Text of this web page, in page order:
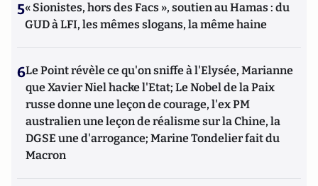
5« Sionistes, hors des Facs », soutien au Hamas : du
GUD à LFI, les mêmes slogans, la même haine
6Le Point révèle ce qu'on sniffe à l'Elysée, Marianne
que Xavier Niel hacke l'Etat; Le Nobel de la Paix
russe donne une leçon de courage, l'ex PM
australien une leçon de réalisme sur la Chine, la
DGSE une d'arrogance; Marine Tondelier fait du
Macron